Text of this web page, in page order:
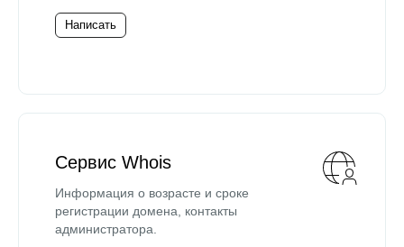
Написать
Сервис Whois
Информация о возрасте и сроке
регистрации домена, контакты
администратора.